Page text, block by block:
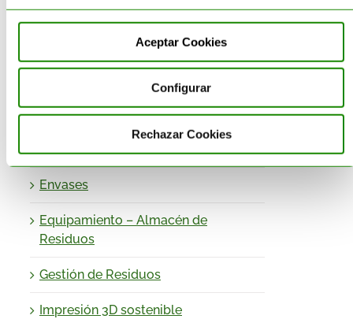
Aceptar Cookies
Configurar
Rechazar Cookies
Categorías
Destrucción de Producto
Economía Circular
Envases
Equipamiento – Almacén de
Residuos
Gestión de Residuos
Impresión 3D sostenible